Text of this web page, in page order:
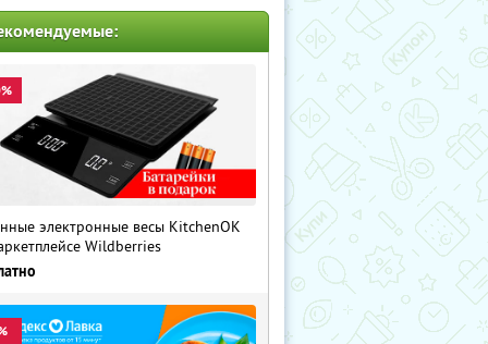
электронные весы KitchenOK
Wildberries